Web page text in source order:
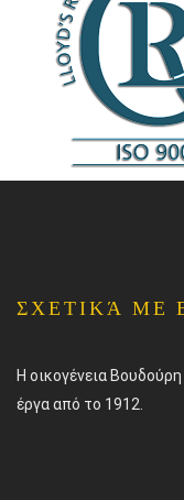
ΣΧΕΤΙΚΆ ΜΕ
Η οικογένεια
έργα από το 1912.